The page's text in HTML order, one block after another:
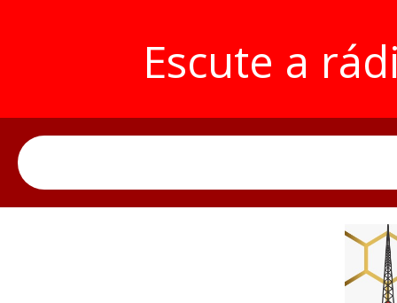
Escute a